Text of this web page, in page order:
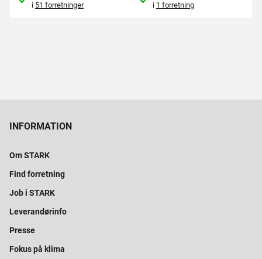
i 51 forretninger
i 1 forretning
INFORMATION
Om STARK
Find forretning
Job i STARK
Leverandørinfo
Presse
Fokus på klima